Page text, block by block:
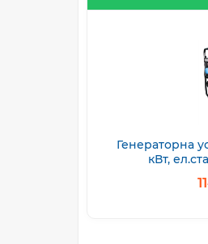
Генераторна
кВт,